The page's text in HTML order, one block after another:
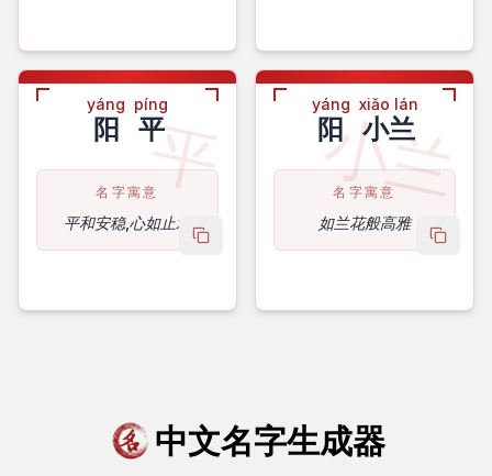
平
yáng
阳
píng
平
名字寓意
平和安稳,心如止水
copy name
小兰
yáng
阳
xiǎo lán
小兰
名字寓意
如兰花般高雅
copy
中文名字生成器